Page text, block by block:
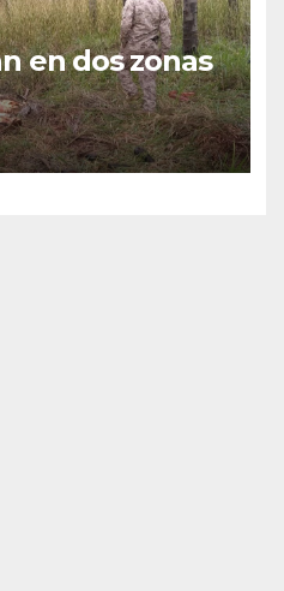
en dos zonas